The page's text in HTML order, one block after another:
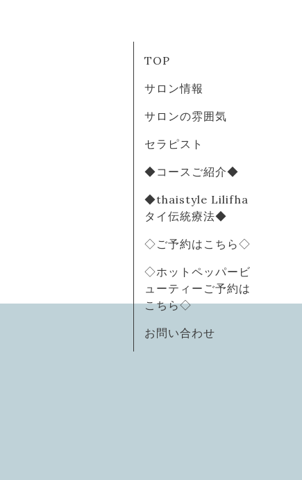
TOP
サロン情報
サロンの雰囲気
セラピスト
◆コースご紹介◆
◆thaistyle Lilifha
タイ伝統療法◆
◇ご予約はこちら◇
◇ホットペッパービ
ューティーご予約は
こちら◇
お問い合わせ